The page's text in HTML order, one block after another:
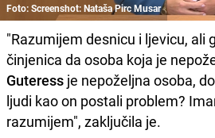
Foto: Screenshot: Nataša Pirc Musar
"Razumijem desnicu i ljevicu, ali
činjenica da osoba koja je
Guteress je nepoželjna osoba,
ljudi kao on postali problem?
razumijem", zaključila je.